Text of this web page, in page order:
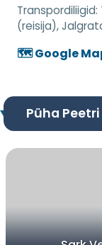
Transpordiliigid:
(reisija),
🗺️ Google
Püha